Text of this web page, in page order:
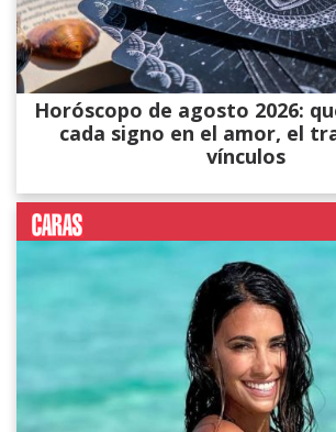
Horóscopo de agosto 2026:
cada signo en el amor, el
vínculos